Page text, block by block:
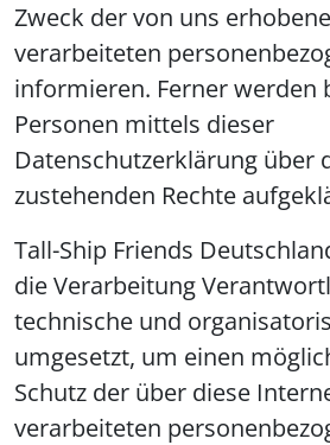
Zweck der von uns
verarbeiteten
informieren. Ferner werden
Personen mittels dieser
Datenschutzerklärung über
zustehenden Rechte
Tall-Ship Friends
die Verarbeitung
technische und
umgesetzt, um einen
Schutz der über diese
verarbeiteten